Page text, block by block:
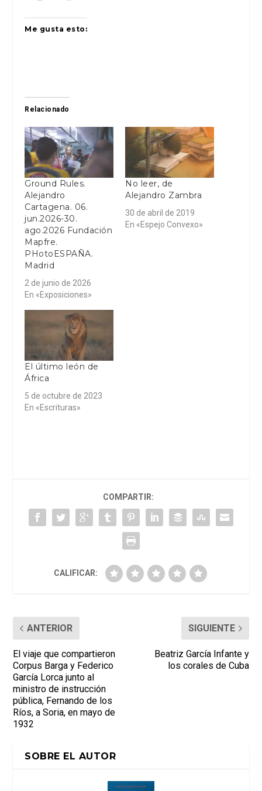
Me gusta esto:
Relacionado
Ground Rules.
Alejandro
Cartagena. 06.
jun.2026-30.
ago.2026 Fundación
Mapfre.
PHotoESPAÑA.
Madrid
2 de junio de 2026
En «Exposiciones»
No leer, de
Alejandro Zambra
30 de abril de 2019
En «Espejo Convexo»
El último león de
África
5 de octubre de 2023
En «Escrituras»
COMPARTIR:
CALIFICAR:
ANTERIOR
El viaje que compartieron
Corpus Barga y Federico
García Lorca junto al
ministro de instrucción
pública, Fernando de los
Ríos, a Soria, en mayo de
1932
SIGUIENTE
Beatriz García Infante y
los corales de Cuba
SOBRE EL AUTOR